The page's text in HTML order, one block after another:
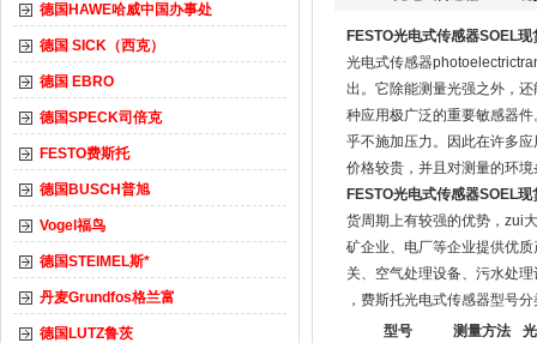
德国HAWE哈威中国办事处
德国 SICK（西克）
德国 EBRO
德国SPECK司倍克
FESTO费斯托
德国BUSCH普旭
Vogel福鸟
德国STEIMEL斯*
丹麦Grundfos格兰富
德国LUTZ鲁茨
FESTO光电式传感器SOEL现
光电式传感器
出。它除能测量光强之外，
种应用极广泛的重要敏感器
乎不施加压力。因此在许多
价格较贵，并且对测量的环
FESTO光电式传感器SOEL现
货周期上有较强的优势，zui
矿企业、电厂等企业提供优
关、空气处理设备、污水处
，费斯托光电式传感器型号
型号
测量方法